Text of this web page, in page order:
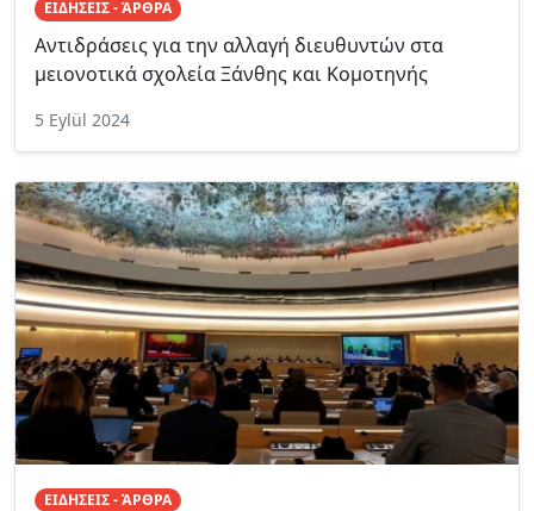
ΕΙΔΗΣΕΙΣ - ΆΡΘΡΑ
Αντιδράσεις για την αλλαγή διευθυντών στα
μειονοτικά σχολεία Ξάνθης και Κομοτηνής
5 Eylül 2024
ΕΙΔΗΣΕΙΣ - ΆΡΘΡΑ